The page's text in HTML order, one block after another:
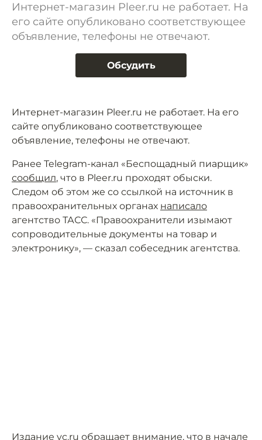
Интернет-магазин Pleer.ru не работает. На
его сайте опубликовано соответствующее
объявление, телефоны не отвечают.
Обсудить
Интернет-магазин Pleer.ru не работает. На его
сайте опубликовано соответствующее
объявление, телефоны не отвечают.
Ранее Telegram-канал «Беспощадный пиарщик»
сообщил, что в Pleer.ru проходят обыски.
Следом об этом же со ссылкой на источник в
правоохранительных органах написало
агентство ТАСС. «Правоохранители изымают
сопроводительные документы на товар и
электронику», — сказал собеседник агентства.
Издание vc.ru обращает внимание, что в начале